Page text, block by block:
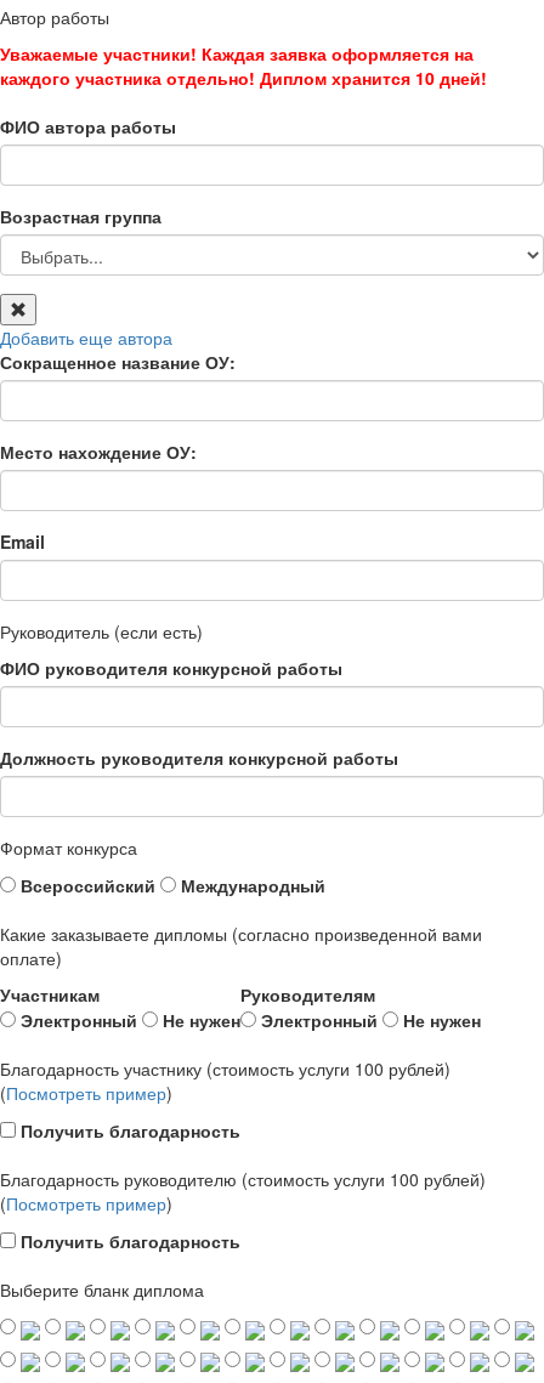
Автор работы
Уважаемые участники! Каждая заявка оформляется на
каждого участника отдельно! Диплом хранится 10 дней!
ФИО автора работы
Возрастная группа
Добавить еще автора
Сокращенное название ОУ:
Место нахождение ОУ:
Email
Руководитель (если есть)
ФИО руководителя конкурсной работы
Должность руководителя конкурсной работы
Формат конкурса
Всероссийский
Международный
Какие заказываете дипломы (согласно произведенной вами
оплате)
Участникам
Руководителям
Электронный
Не нужен Электронный
Не нужен
Благодарность участнику (стоимость услуги 100 рублей)
(Посмотреть пример)
Получить благодарность
Благодарность руководителю (стоимость услуги 100 рублей)
(Посмотреть пример)
Получить благодарность
Выберите бланк диплома